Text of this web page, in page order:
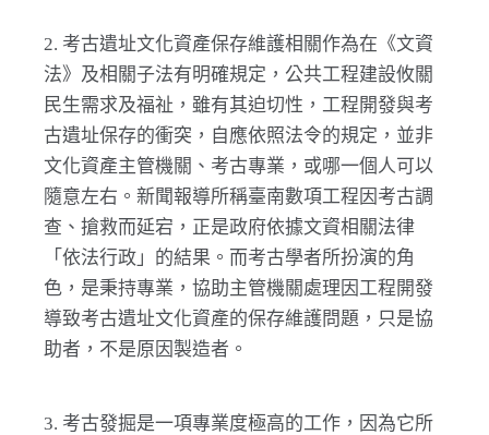
2. 考古遺址文化資產保存維護相關作為在《文資
法》及相關子法有明確規定，公共工程建設攸關
民生需求及福祉，雖有其迫切性，工程開發與考
古遺址保存的衝突，自應依照法令的規定，並非
文化資產主管機關、考古專業，或哪一個人可以
隨意左右。新聞報導所稱臺南數項工程因考古調
查、搶救而延宕，正是政府依據文資相關法律
「依法行政」的結果。而考古學者所扮演的角
色，是秉持專業，協助主管機關處理因工程開發
導致考古遺址文化資產的保存維護問題，只是協
助者，不是原因製造者。
3. 考古發掘是一項專業度極高的工作，因為它所